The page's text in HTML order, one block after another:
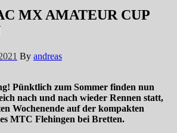
MX AMATEUR CUP
By andreas
Pünktlich zum Sommer finden nun
nach und nach wieder Rennen statt,
Wochenende auf der kompakten
MTC Flehingen bei Bretten.